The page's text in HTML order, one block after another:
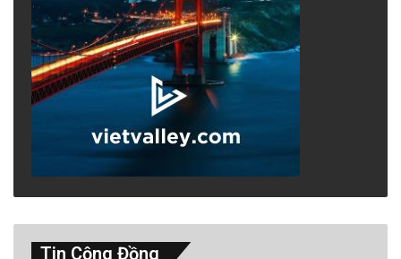
advertisement
Tin Cộng Đồng